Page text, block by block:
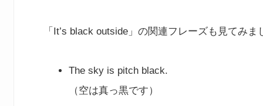
「It’s black outside」の関連フレーズも見てみま
The sky is pitch black.
（空は真っ黒です）